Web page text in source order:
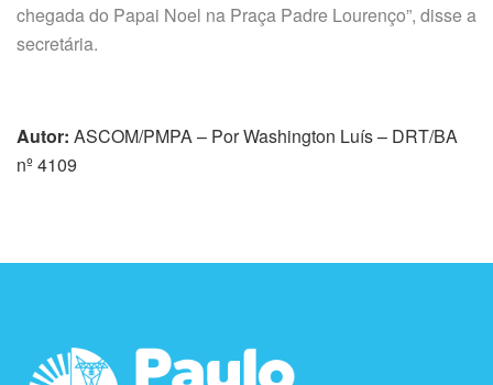
chegada do Papai Noel na Praça Padre Lourenço”, disse a
secretária.
Autor: ASCOM/PMPA – Por Washington Luís – DRT/BA
nº 4109